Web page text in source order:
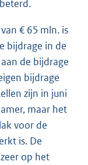
€ 65 mln. is
bijdrage in de
de bijdrage
bijdrage
zijn in juni
maar het
voor de
is. De
op het